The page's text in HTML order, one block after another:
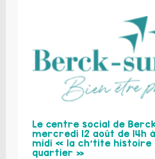
Le centre social de
mercredi 12 août de 14h
midi « la ch’tite histoire
quartier »